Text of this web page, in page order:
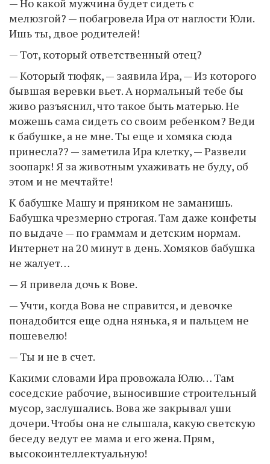
— Но какой мужчина будет сидеть с
мелюзгой? — побагровела Ира от наглости Юли.
Ишь ты, двое родителей!
— Тот, который ответственный отец?
— Который тюфяк, — заявила Ира, — Из которого
бывшая веревки вьет. А нормальный тебе бы
живо разъяснил, что такое быть матерью. Не
можешь сама сидеть со своим ребенком? Веди
к бабушке, а не мне. Ты еще и хомяка сюда
принесла?? — заметила Ира клетку, — Развели
зоопарк! Я за животным ухаживать не буду, об
этом и не мечтайте!
К бабушке Машу и пряником не заманишь.
Бабушка чрезмерно строгая. Там даже конфеты
по выдаче — по граммам и детским нормам.
Интернет на 20 минут в день. Хомяков бабушка
не жалует…
— Я привела дочь к Вове.
— Учти, когда Вова не справится, и девочке
понадобится еще одна нянька, я и пальцем не
пошевелю!
— Ты и не в счет.
Какими словами Ира провожала Юлю… Там
соседские рабочие, выносившие строительный
мусор, заслушались. Вова же закрывал уши
дочери. Чтобы она не слышала, какую светскую
беседу ведут ее мама и его жена. Прям,
высокоинтеллектуальную!